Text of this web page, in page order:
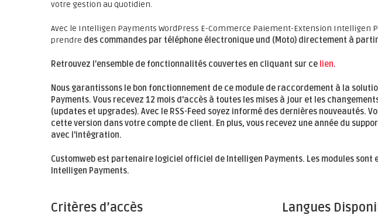
votre gestion au quotidien.
Avec le Intelligen Payments WordPress E-Commerce Paiement-Extension Intelligen
prendre des commandes par téléphone électronique und (Moto) directement à
Retrouvez l’ensemble de fonctionnalités couvertes en cliquant sur ce lien.
Nous garantissons le bon fonctionnement de ce module de raccordement à la
Payments. Vous recevez 12 mois d'accès à toutes les mises à jour et les
(updates et upgrades). Avec le RSS-Feed soyez informé des dernières nouveautés.
cette version dans votre compte de client. En plus, vous recevez une année du
avec l'intégration.
Customweb est partenaire logiciel officiel de Intelligen Payments. Les modules sont
Intelligen Payments.
Critères d’accès Langues